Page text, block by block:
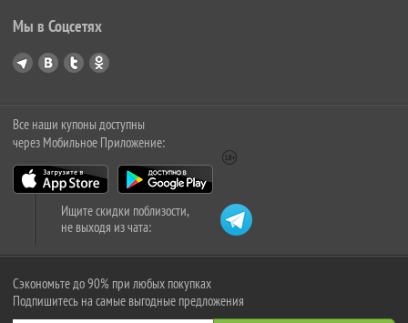
Мы в Соцсетях
Все наши купоны доступны
через Мобильное Приложение:
Ищите скидки поблизости,
не выходя из чата:
Сэкономьте до 90% при любых покупках
Подпишитесь на самые выгодные предложения